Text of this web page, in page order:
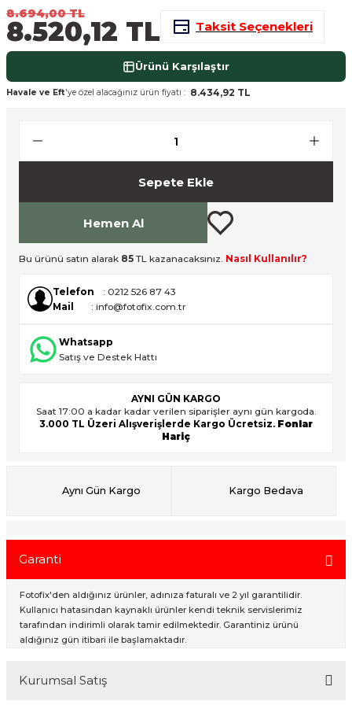
Cihazları
8.694,00 TL
8.520,12 TL Taksit Seçenekleri
Ürünü Karşılaştır
Havale ve Eft'ye özel alacağınız ürün fiyatı : 8.434,92 TL
Sepete Ekle
Hemen Al
Bu ürünü satın alarak 85 TL kazanacaksınız. Nasıl Kullanılır?
Telefon
: 0212 526 87 43
Mail
: info@fotofix.com.tr
Whatsapp
Satış ve Destek Hattı
AYNI GÜN KARGO
Saat 17:00 a kadar kadar verilen siparişler aynı gün kargoda.
3.000 TL Üzeri Alışverişlerde Kargo Ücretsiz. Fonlar
Hariç
Aynı Gün Kargo Kargo Bedava
Garanti
Fotofix'den aldığınız ürünler, adınıza faturalı ve 2 yıl garantilidir.
Kullanıcı hatasından kaynaklı ürünler kendi teknik servislerimiz
tarafından indirimli olarak tamir edilmektedir. Garantiniz ürünü
aldığınız gün itibari ile başlamaktadır.
Kurumsal Satış